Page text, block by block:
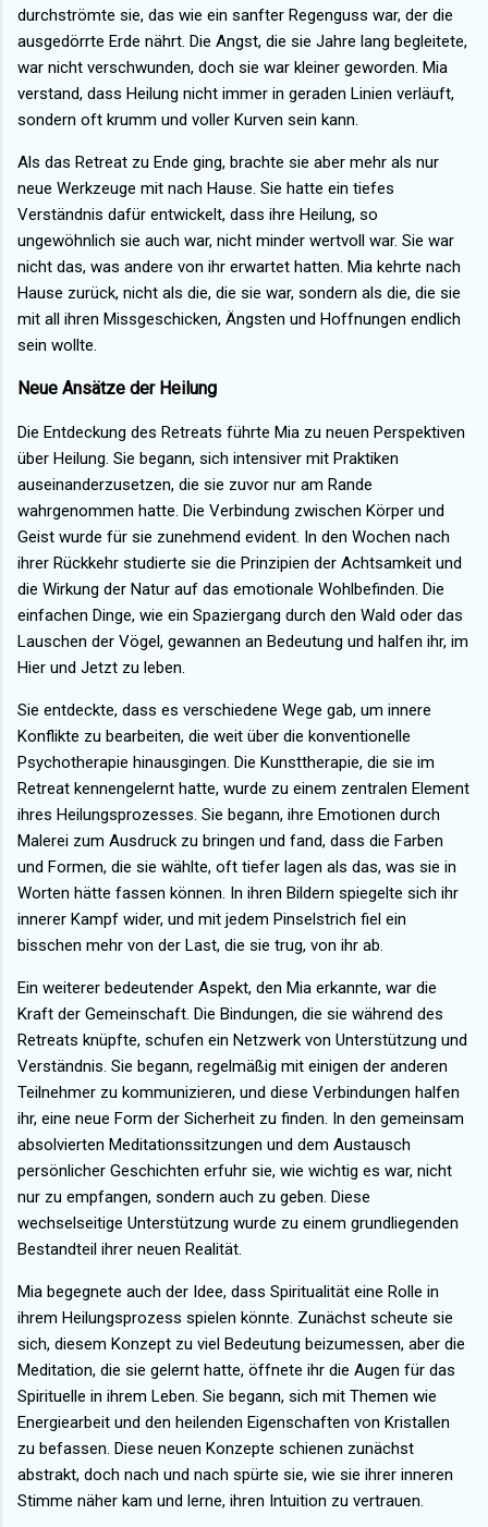
durchströmte sie, das wie ein sanfter Regenguss war, der die
ausgedörrte Erde nährt. Die Angst, die sie Jahre lang begleitete,
war nicht verschwunden, doch sie war kleiner geworden. Mia
verstand, dass Heilung nicht immer in geraden Linien verläuft,
sondern oft krumm und voller Kurven sein kann.
Als das Retreat zu Ende ging, brachte sie aber mehr als nur
neue Werkzeuge mit nach Hause. Sie hatte ein tiefes
Verständnis dafür entwickelt, dass ihre Heilung, so
ungewöhnlich sie auch war, nicht minder wertvoll war. Sie war
nicht das, was andere von ihr erwartet hatten. Mia kehrte nach
Hause zurück, nicht als die, die sie war, sondern als die, die sie
mit all ihren Missgeschicken, Ängsten und Hoffnungen endlich
sein wollte.
Neue Ansätze der Heilung
Die Entdeckung des Retreats führte Mia zu neuen Perspektiven
über Heilung. Sie begann, sich intensiver mit Praktiken
auseinanderzusetzen, die sie zuvor nur am Rande
wahrgenommen hatte. Die Verbindung zwischen Körper und
Geist wurde für sie zunehmend evident. In den Wochen nach
ihrer Rückkehr studierte sie die Prinzipien der Achtsamkeit und
die Wirkung der Natur auf das emotionale Wohlbefinden. Die
einfachen Dinge, wie ein Spaziergang durch den Wald oder das
Lauschen der Vögel, gewannen an Bedeutung und halfen ihr, im
Hier und Jetzt zu leben.
Sie entdeckte, dass es verschiedene Wege gab, um innere
Konflikte zu bearbeiten, die weit über die konventionelle
Psychotherapie hinausgingen. Die Kunsttherapie, die sie im
Retreat kennengelernt hatte, wurde zu einem zentralen Element
ihres Heilungsprozesses. Sie begann, ihre Emotionen durch
Malerei zum Ausdruck zu bringen und fand, dass die Farben
und Formen, die sie wählte, oft tiefer lagen als das, was sie in
Worten hätte fassen können. In ihren Bildern spiegelte sich ihr
innerer Kampf wider, und mit jedem Pinselstrich fiel ein
bisschen mehr von der Last, die sie trug, von ihr ab.
Ein weiterer bedeutender Aspekt, den Mia erkannte, war die
Kraft der Gemeinschaft. Die Bindungen, die sie während des
Retreats knüpfte, schufen ein Netzwerk von Unterstützung und
Verständnis. Sie begann, regelmäßig mit einigen der anderen
Teilnehmer zu kommunizieren, und diese Verbindungen halfen
ihr, eine neue Form der Sicherheit zu finden. In den gemeinsam
absolvierten Meditationssitzungen und dem Austausch
persönlicher Geschichten erfuhr sie, wie wichtig es war, nicht
nur zu empfangen, sondern auch zu geben. Diese
wechselseitige Unterstützung wurde zu einem grundliegenden
Bestandteil ihrer neuen Realität.
Mia begegnete auch der Idee, dass Spiritualität eine Rolle in
ihrem Heilungsprozess spielen könnte. Zunächst scheute sie
sich, diesem Konzept zu viel Bedeutung beizumessen, aber die
Meditation, die sie gelernt hatte, öffnete ihr die Augen für das
Spirituelle in ihrem Leben. Sie begann, sich mit Themen wie
Energiearbeit und den heilenden Eigenschaften von Kristallen
zu befassen. Diese neuen Konzepte schienen zunächst
abstrakt, doch nach und nach spürte sie, wie sie ihrer inneren
Stimme näher kam und lerne, ihren Intuition zu vertrauen.